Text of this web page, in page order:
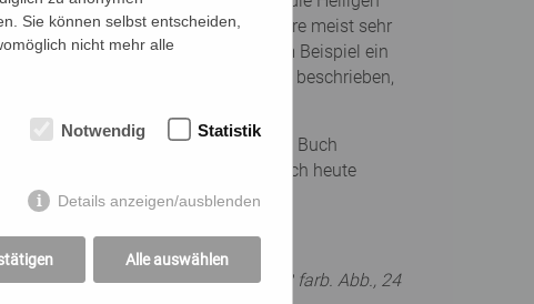
Auch erfährt man viel über ihre meist sehr
kann, ist ebenso enthalten, wie zum Beispiel ein
meist aus Kirchen Vorarlbergs beschrieben,
finden könnte, sucht man in diesem Buch
der einst geholfen hat und damit auch heute
Wien 2020, 192 Seiten, 33 farb. Abb., 24
Sie können selbst entscheiden,
nicht mehr alle
Notwendig Statistik
Details anzeigen/ausblenden
Alle auswählen